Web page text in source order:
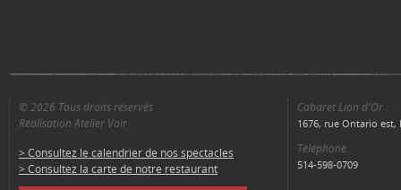
© 2026 Tous droits réservés
Réalisation Atelier Voir
> Consultez le calendrier de nos spectacles
> Consultez la carte de notre restaurant
Cabaret Lion d'Or :
1676, rue Ontario est,
Téléphone
514-598-0709